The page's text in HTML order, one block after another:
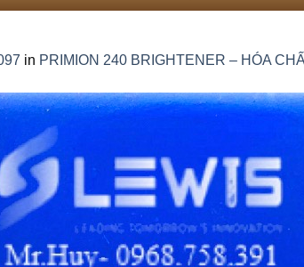
in PRIMION 240 BRIGHTENER – HÓA